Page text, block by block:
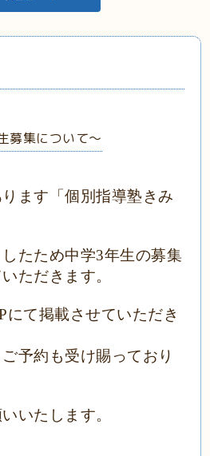
募集について～
ます「個別指導塾きみ
たため中学3年生の募集
ただきます。
にて掲載させていただき
予約も受け賜っており
いたします。